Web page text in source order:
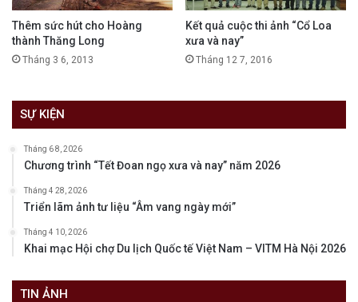
Thêm sức hút cho Hoàng
thành Thăng Long
Tháng 3 6, 2013
Kết quả cuộc thi ảnh “Cổ Loa
xưa và nay”
Tháng 12 7, 2016
SỰ KIỆN
Tháng 6 8, 2026
Chương trình “Tết Đoan ngọ xưa và nay” năm 2026
Tháng 4 28, 2026
Triển lãm ảnh tư liệu “Âm vang ngày mới”
Tháng 4 10, 2026
Khai mạc Hội chợ Du lịch Quốc tế Việt Nam – VITM Hà Nội 2026
TIN ẢNH